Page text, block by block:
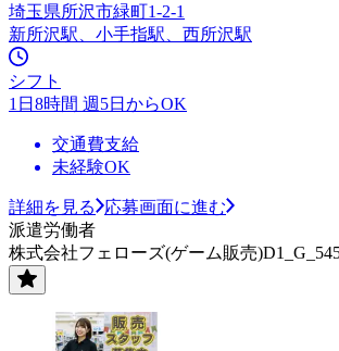
埼玉県所沢市緑町1-2-1
新所沢駅、小手指駅、西所沢駅
シフト
1日8時間 週5日からOK
交通費支給
未経験OK
詳細を見る
応募画面に進む
派遣労働者
株式会社フェローズ(ゲーム販売